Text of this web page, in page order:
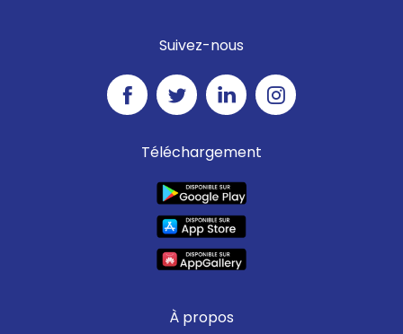
Suivez-nous
Téléchargement
À propos